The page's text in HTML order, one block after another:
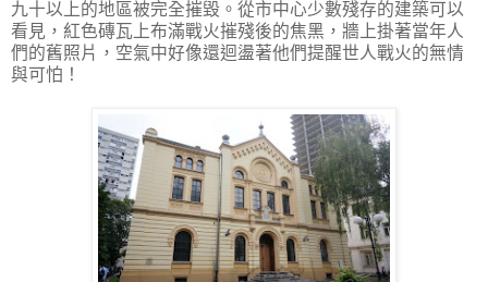
九十以上的地區被完全摧毀。從市中心少數殘存的建築可以
看見，紅色磚瓦上布滿戰火摧殘後的焦黑，牆上掛著當年人
們的舊照片，空氣中好像還迴盪著他們提醒世人戰火的無情
與可怕！